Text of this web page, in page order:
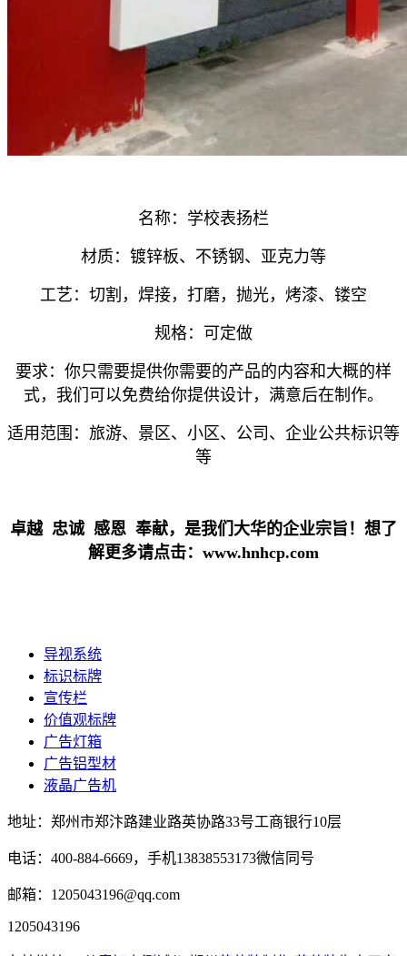
名称：学校表扬栏
材质：镀锌板、不锈钢、亚克力等
工艺：切割，焊接，打磨，抛光，烤漆、镂空
规格：可定做
要求：你只需要提供你需要的产品的内容和大概的样
式，我们可以免费给你提供设计，满意后在制作。
适用范围：旅游、景区、小区、公司、企业公共标识等
等
卓越 忠诚 感恩 奉献，是我们大华的企业宗旨！想了
解更多请点击：www.hnhcp.com
导视系统
标识标牌
宣传栏
价值观标牌
广告灯箱
广告铝型材
液晶广告机
地址：郑州市郑汴路建业路英协路33号工商银行10层
电话：400-884-6669，手机13838553173微信同号
邮箱：1205043196@qq.com
1205043196